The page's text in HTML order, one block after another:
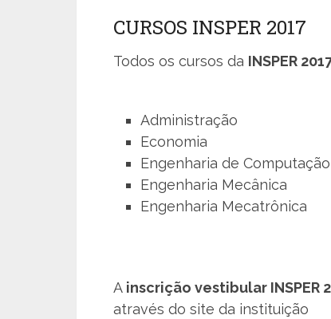
CURSOS INSPER 2017
Todos os cursos da INSPER
Administração
Economia
Engenharia de Computação
Engenharia Mecânica
Engenharia Mecatrônica
A inscrição vestibular INSPER
através do site da instituição